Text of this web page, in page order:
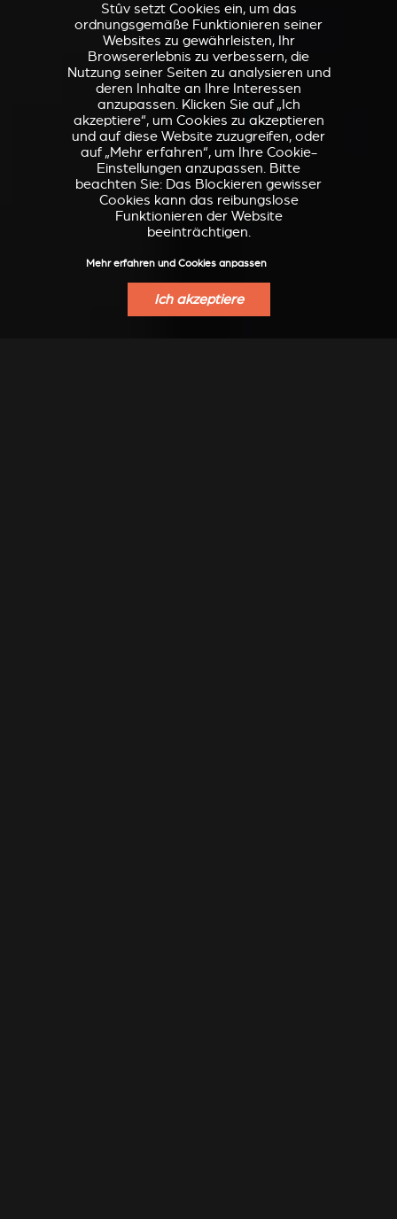
Stûv setzt Cookies ein, um das
ordnungsgemäße Funktionieren seiner
Websites zu gewährleisten, Ihr
Browsererlebnis zu verbessern, die
Nutzung seiner Seiten zu analysieren und
deren Inhalte an Ihre Interessen
anzupassen. Klicken Sie auf „Ich
akzeptiere“, um Cookies zu akzeptieren
und auf diese Website zuzugreifen, oder
auf „Mehr erfahren“, um Ihre Cookie-
Einstellungen anzupassen. Bitte
beachten Sie: Das Blockieren gewisser
Cookies kann das reibungslose
Funktionieren der Website
beeinträchtigen.
Mehr erfahren und Cookies anpassen
Ich akzeptiere